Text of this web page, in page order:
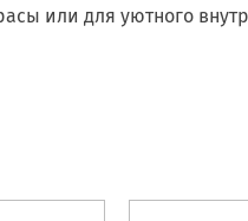
или для уютного